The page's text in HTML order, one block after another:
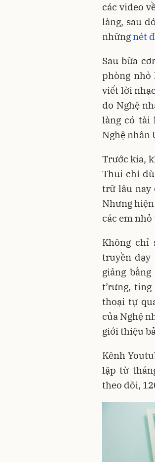
các video
làng, sau
những nét
Sau bữa
phòng nhỏ
viết lời
do Nghệ
làng có tài
Nghệ nhân
Trước kia,
Thui chỉ
trữ lâu nay
Nhưng
các em
Không chỉ
truyền dạy
giảng
t’rưng,
thoại tự
của Nghệ
giới thiệu
Kênh
lập từ
theo dõi,